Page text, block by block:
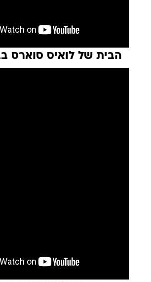
הבית של לואיס סוארס